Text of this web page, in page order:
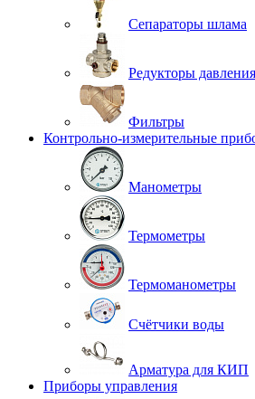
Сепараторы шлама
Редукторы
Фильтры
Контрольно-измерительные
Манометры
Термометры
Термоманометры
Счётчики воды
Арматура для КИП
Приборы управления